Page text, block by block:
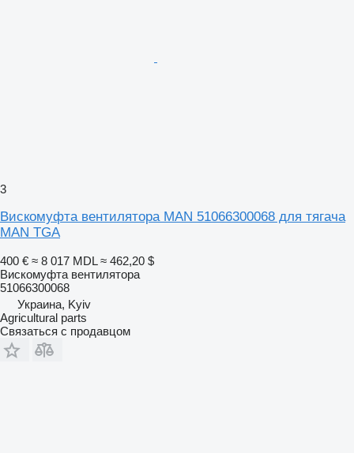
3
Вискомуфта вентилятора MAN 51066300068 для тягача
MAN TGA
400 € ≈ 8 017 MDL ≈ 462,20 $
Вискомуфта вентилятора
51066300068
Украина, Kyiv
Agricultural parts
Связаться с продавцом